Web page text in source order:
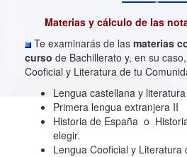
Materias y cálculo de las
Te examinarás de las materias
curso de Bachillerato y, en su
Cooficial y Literatura de tu
Lengua castellana y
Primera lengua extranjera II
Historia de España o
elegir.
Lengua Cooficial y Literatura